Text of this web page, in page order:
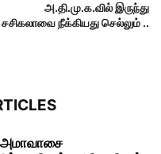
அ.தி.மு.க.வில் இருந்து
சசிகலாவை நீக்கியது செல்லும் ..
அமாவாசை